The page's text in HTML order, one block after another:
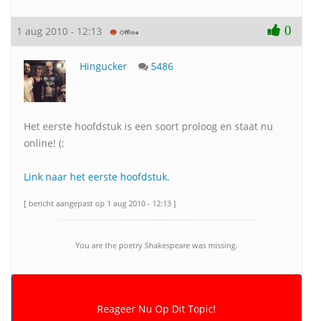
1 aug 2010 - 12:13 0
Hingucker 5486
Het eerste hoofdstuk is een soort proloog en staat nu
online! (:
Link naar het eerste hoofdstuk.
[ bericht aangepast op 1 aug 2010 - 12:13 ]
You are the poetry Shakespeare was missing.